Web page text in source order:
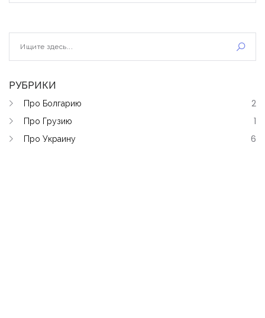
РУБРИКИ
Про Болгарию
2
Про Грузию
1
Про Украину
6